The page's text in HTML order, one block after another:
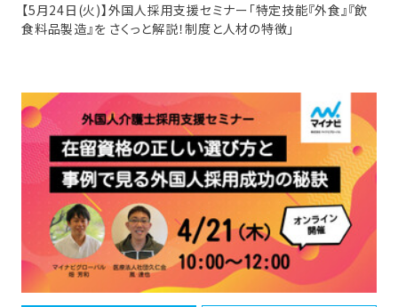
【5月24日(火)】外国人採用支援セミナー「特定技能『外食』『飲
食料品製造』を さくっと解説！制度と人材の特徴」